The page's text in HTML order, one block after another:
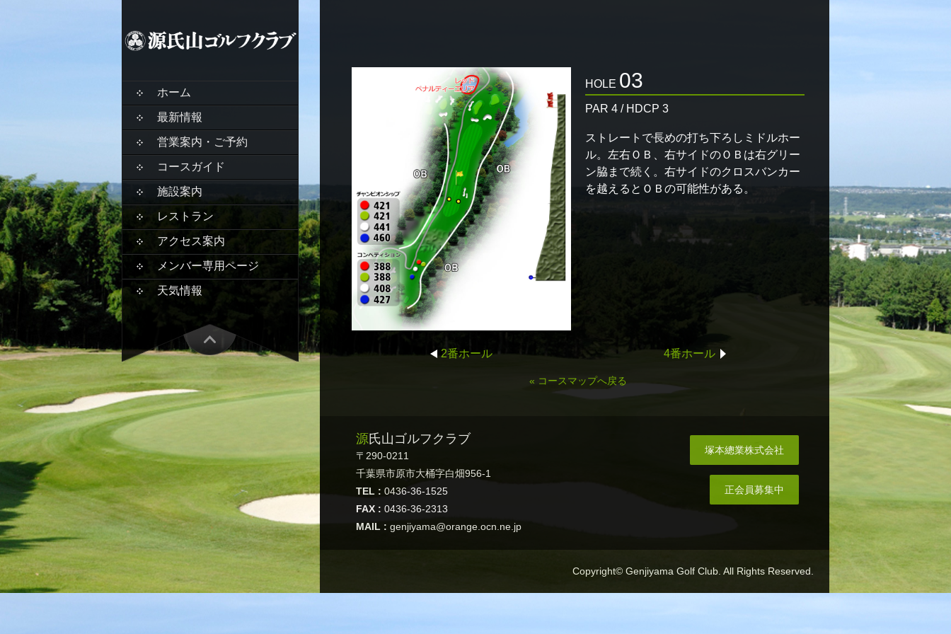
CONTENT
ホーム
最新情報
営業案内・ご予約
コースガイド
施設案内
レストラン
アクセス案内
メンバー専用ページ
天気情報
HOLE 03
PAR 4 / HDCP 3
ストレートで長めの打ち下ろしミドルホー
ル。左右ＯＢ、右サイドのＯＢは右グリー
ン脇まで続く。右サイドのクロスバンカー
を越えるとＯＢの可能性がある。
2番ホール 4番ホール
« コースマップへ戻る
源氏山ゴルフクラブ
〒290-0211
千葉県市原市大桶字白畑956-1
TEL : 0436-36-1525
FAX : 0436-36-2313
MAIL : genjiyama@orange.ocn.ne.jp
塚本總業株式会社
正会員募集中
Copyright© Genjiyama Golf Club. All Rights Reserved.